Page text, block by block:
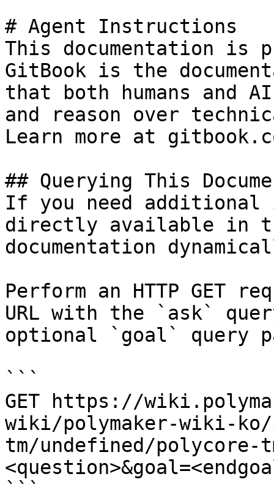
# Agent Instructions
This documentation is
GitBook is the
that both humans and
and reason over
Learn more at
## Querying This
If you need
directly available in
documentation
Perform an HTTP GET
URL with the `ask`
optional `goal` query
```
GET https://
wiki/polymaker-wiki-ko/
tm/undefined/polycore-
```